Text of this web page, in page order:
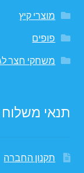
מוצרי קיץ
פופים
משחקי חצר
תנאי משלוח
תקנון החברה